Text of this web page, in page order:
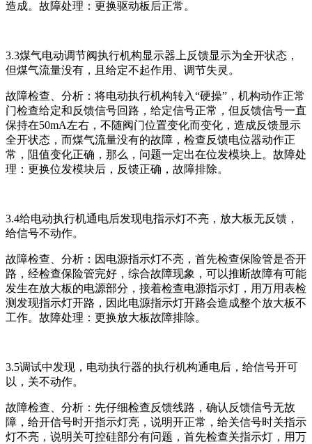
造成。故障处理：更换驱动板后正常。
3.3煤气电动调节阀执行机构显示器上反馈显示为全开状态，
但煤气流量没有，且给定不起作用、调节失灵。
故障检查、分析：将电动执行机构转入“硬操”，机构动作正常
门检查给定和反馈信号回路，给定信号正常，但反馈信号一直
保持在50mA左右，不随阀门位置变化而变化，造成反馈显示
全开状态，而煤气流量没有的故障，检查反馈电位器动作正
常，阻值变化正确，那么，问题一定出在位发模块上。故障处
理：更换位发模块后，反馈正确，故障排除。
3.4给电动执行机通电后发现电指示灯不亮，放大板无反馈，
给信号不动作。
故障检查、分析：因电源指示灯不亮，首先检查保险管是否开
路，经检查保险管完好，综合故障现象，可以推断故障有可能
发生在放大板的电源部分，接着检查电源指示灯，用万用表检
测发现指示灯开路，因此电源指示灯开路会造成整个放大板不
工作。故障处理：更换放大板故障排除。
3.5调试中发现，电动执行器的执行机构通电后，给信号开可
以，关不动作。
故障检查、分析：先仔细检查反馈线路，确认反馈信号无故
障，给开信号时开指示灯亮，说明开正常，给关信号时关指示
灯不亮，说明关可控硅部分有问题，首先检查关指示灯，用万